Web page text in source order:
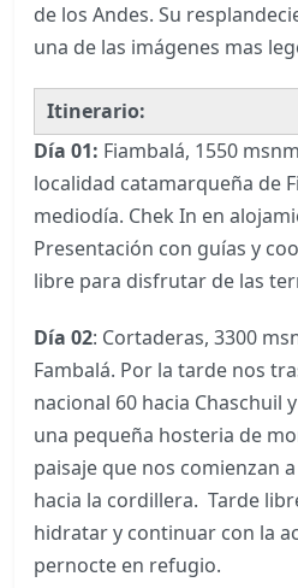
de los Andes. Su
una de las imágenes mas
Itinerario:
Día 01: Fiambalá, 1550
localidad catamarqueña de
mediodía. Chek In en
Presentación con guías y
libre para disfrutar de las
Día 02: Cortaderas, 3300
Fambalá. Por la tarde nos
nacional 60 hacia Chaschuil
una pequeña hosteria de
paisaje que nos comienzan
hacia la cordillera. Tarde
hidratar y continuar con la
pernocte en refugio.